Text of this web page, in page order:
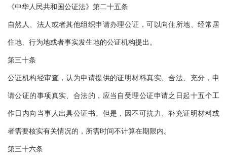
《中华人民共和国公证法》第二十五条
自然人、法人或者其他组织申请办理公证，可以向住所地、经常居
住地、行为地或者事实发生地的公证机构提出。
第三十条
公证机构经审查，认为申请提供的证明材料真实、合法、充分，申
请公证的事项真实、合法的，应当自受理公证申请之日起十五个工
作日内向当事人出具公证书。但是，因不可抗力、补充证明材料或
者需要核实有关情况的，所需时间不计算在期限内。
第三十六条